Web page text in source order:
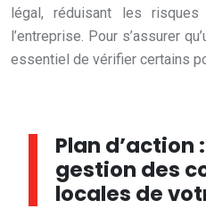
légal, réduisant les
l’entreprise. Pour s’assurer
essentiel de vérifier certains
Plan d’action
gestion des
locales de